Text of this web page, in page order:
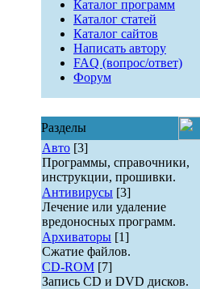
Каталог программ
Каталог статей
Каталог сайтов
Написать автору
FAQ (вопрос/ответ)
Форум
Разделы
Авто [3]
Программы, справочники,
инструкции, прошивки.
Антивирусы [3]
Лечение или удаление
вредоносных программ.
Архиваторы [1]
Сжатие файлов.
CD-ROM [7]
Запись CD и DVD дисков.